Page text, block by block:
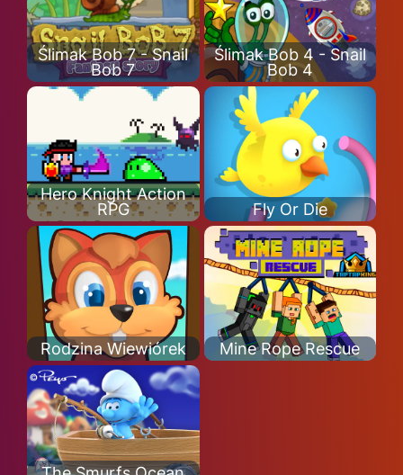
Ślimak Bob 7 - Snail
Bob 7
Ślimak Bob 4 - Snail
Bob 4
Hero Knight Action
RPG
Fly Or Die
Rodzina Wiewiórek Mine Rope Rescue